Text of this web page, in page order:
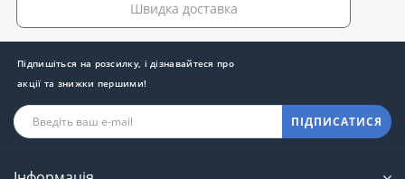
Швидка доставка
Підпишіться на розсилку, і дізнавайтеся про
акції та знижки першими!
ПІДПИСАТИСЯ